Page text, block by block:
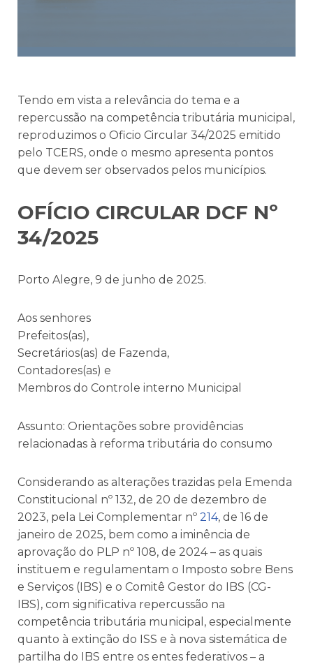
Tendo em vista a relevância do tema e a
repercussão na competência tributária municipal,
reproduzimos o Oficio Circular 34/2025 emitido
pelo TCERS, onde o mesmo apresenta pontos
que devem ser observados pelos municípios.
OFÍCIO CIRCULAR DCF Nº
34/2025
Porto Alegre, 9 de junho de 2025.
Aos senhores
Prefeitos(as),
Secretários(as) de Fazenda,
Contadores(as) e
Membros do Controle interno Municipal
Assunto: Orientações sobre providências
relacionadas à reforma tributária do consumo
Considerando as alterações trazidas pela Emenda
Constitucional nº 132, de 20 de dezembro de
2023, pela Lei Complementar nº 214, de 16 de
janeiro de 2025, bem como a iminência de
aprovação do PLP nº 108, de 2024 – as quais
instituem e regulamentam o Imposto sobre Bens
e Serviços (IBS) e o Comitê Gestor do IBS (CG-
IBS), com significativa repercussão na
competência tributária municipal, especialmente
quanto à extinção do ISS e à nova sistemática de
partilha do IBS entre os entes federativos – a